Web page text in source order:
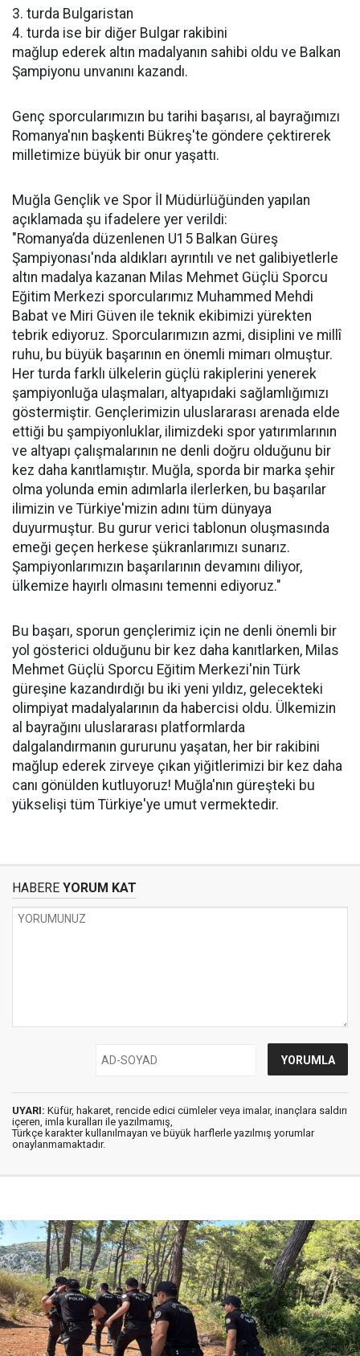
3. turda Bulgaristan
4. turda ise bir diğer Bulgar rakibini
mağlup ederek altın madalyanın sahibi oldu ve Balkan
Şampiyonu unvanını kazandı.
Genç sporcularımızın bu tarihi başarısı, al bayrağımızı
Romanya'nın başkenti Bükreş'te göndere çektirerek
milletimize büyük bir onur yaşattı.
Muğla Gençlik ve Spor İl Müdürlüğünden yapılan
açıklamada şu ifadelere yer verildi:
"Romanya’da düzenlenen U15 Balkan Güreş
Şampiyonası'nda aldıkları ayrıntılı ve net galibiyetlerle
altın madalya kazanan Milas Mehmet Güçlü Sporcu
Eğitim Merkezi sporcularımız Muhammed Mehdi
Babat ve Miri Güven ile teknik ekibimizi yürekten
tebrik ediyoruz. Sporcularımızın azmi, disiplini ve millî
ruhu, bu büyük başarının en önemli mimarı olmuştur.
Her turda farklı ülkelerin güçlü rakiplerini yenerek
şampiyonluğa ulaşmaları, altyapıdaki sağlamlığımızı
göstermiştir. Gençlerimizin uluslararası arenada elde
ettiği bu şampiyonluklar, ilimizdeki spor yatırımlarının
ve altyapı çalışmalarının ne denli doğru olduğunu bir
kez daha kanıtlamıştır. Muğla, sporda bir marka şehir
olma yolunda emin adımlarla ilerlerken, bu başarılar
ilimizin ve Türkiye'mizin adını tüm dünyaya
duyurmuştur. Bu gurur verici tablonun oluşmasında
emeği geçen herkese şükranlarımızı sunarız.
Şampiyonlarımızın başarılarının devamını diliyor,
ülkemize hayırlı olmasını temenni ediyoruz."
Bu başarı, sporun gençlerimiz için ne denli önemli bir
yol gösterici olduğunu bir kez daha kanıtlarken, Milas
Mehmet Güçlü Sporcu Eğitim Merkezi'nin Türk
güreşine kazandırdığı bu iki yeni yıldız, gelecekteki
olimpiyat madalyalarının da habercisi oldu. Ülkemizin
al bayrağını uluslararası platformlarda
dalgalandırmanın gururunu yaşatan, her bir rakibini
mağlup ederek zirveye çıkan yiğitlerimizi bir kez daha
canı gönülden kutluyoruz! Muğla'nın güreşteki bu
yükselişi tüm Türkiye'ye umut vermektedir.
HABERE YORUM KAT
UYARI: Küfür, hakaret, rencide edici cümleler veya imalar, inançlara saldırı
içeren, imla kuralları ile yazılmamış,
Türkçe karakter kullanılmayan ve büyük harflerle yazılmış yorumlar
onaylanmamaktadır.